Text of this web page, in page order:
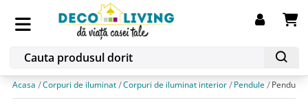
Acasa Corpuri de iluminat Corpuri de iluminat interior Pendule Pendul